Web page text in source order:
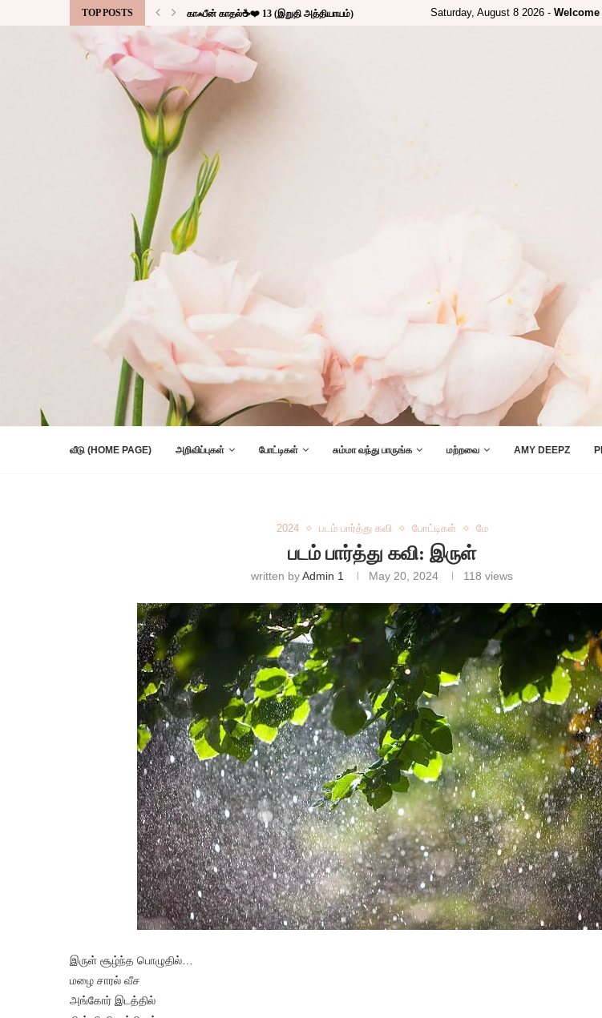
TOP POSTS காஃபீன் காதல்☕❤️ 13 (இறுதி அத்தியாயம்) Saturday, August 8 2026 -
வீடு (HOME PAGE) அறிவிப்புகள் போட்டிகள் சும்மா வந்து பாருங்க மற்றவை AMY DEEPZ
2024 படம் பார்த்து கவி போட்டிகள் மே
படம் பார்த்து கவி: இருள்
written byAdmin 1 May 20, 2024 118 views
இருள் சூழ்ந்த பொழுதில்…
மழை சாரல் வீச
அங்கோர் இடத்தில்